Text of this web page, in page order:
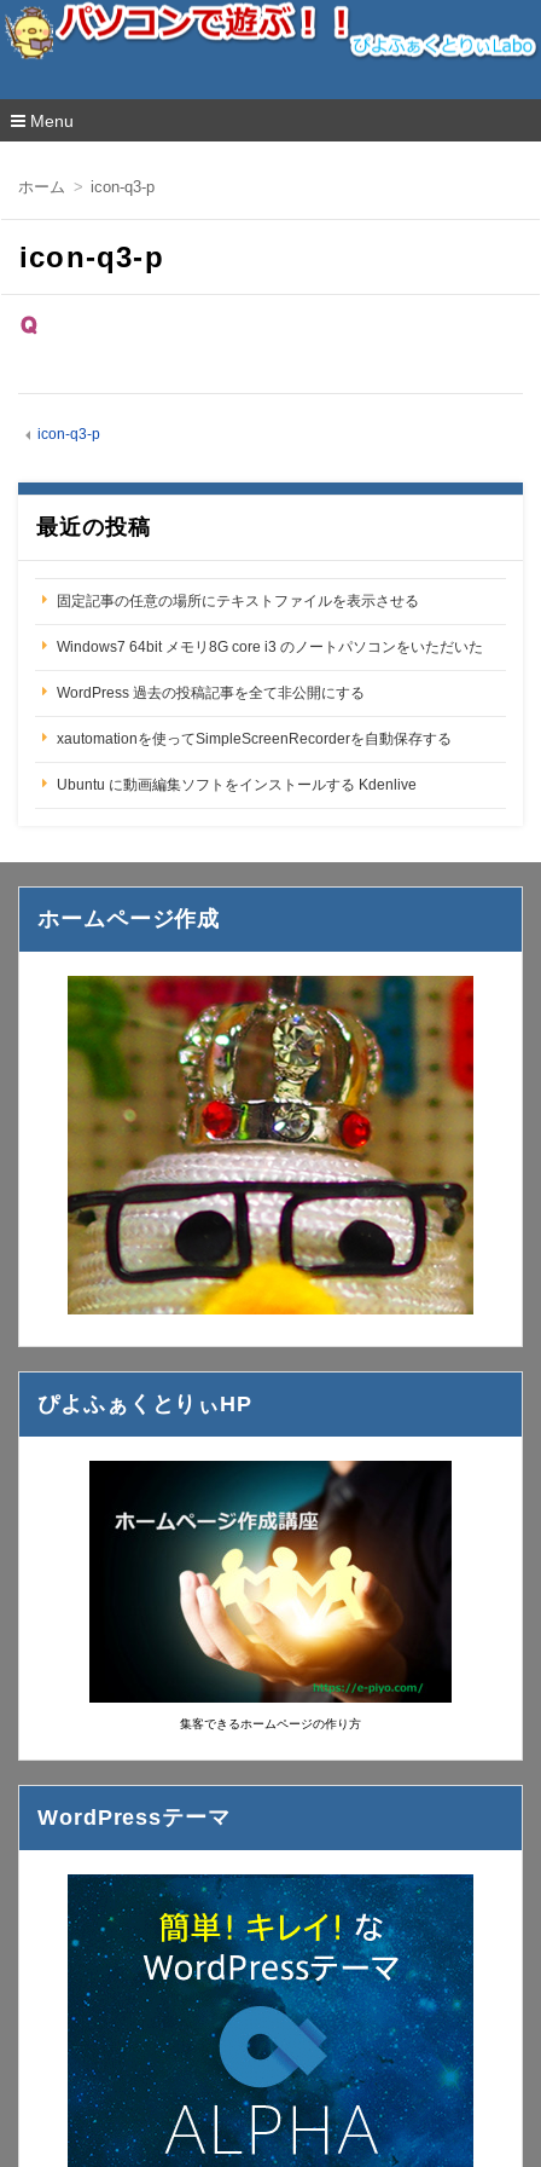
ぴよふぁくとりぃLabo
Menu
ン
ホーム icon-q3-p
icon-q3-p
icon-q3-p
最近の投稿
固定記事の任意の場所にテキストファイルを表示させる
Windows7 64bit メモリ8G core i3 のノートパソコンをいただいた
WordPress 過去の投稿記事を全て非公開にする
xautomationを使ってSimpleScreenRecorderを自動保存する
Ubuntu に動画編集ソフトをインストールする Kdenlive
ホームページ作成
ぴよふぁくとりぃHP
集客できるホームページの作り方
WordPressテーマ